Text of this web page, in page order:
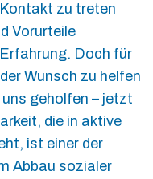
zu treten
Vorurteile
Doch für
Wunsch zu helfen
geholfen – jetzt
die in aktive
ist einer der
Abbau sozialer